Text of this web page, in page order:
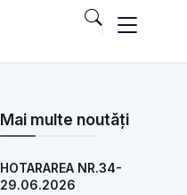
Mai multe noutăți
HOTARAREA NR.34-
29.06.2026